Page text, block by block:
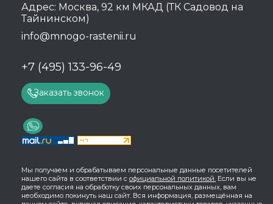
Адрес: Москва, 92 км МКАД (ТК Садовод на
Тайнинском)
info@mnogo-rastenii.ru
+7 (495) 133-96-49
Заказать звонок
Мы получаем и обрабатываем персональные данные посетителей
нашего сайта в соответствии с официальной политикой. Если вы не
даете согласия на обработку своих персональных данных, вам
необходимо покинуть наш сайт. Вся информация, размещённая на